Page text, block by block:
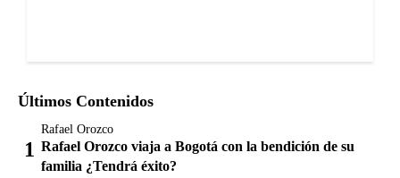
Últimos Contenidos
Rafael Orozco
Rafael Orozco viaja a Bogotá con la bendición de su
familia ¿Tendrá éxito?